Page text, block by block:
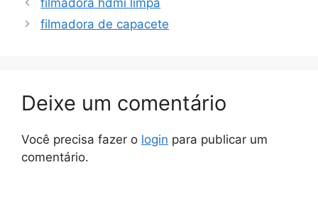
filmadora hdmi limpa
filmadora de capacete
Deixe um comentário
Você precisa fazer o login para publicar um
comentário.